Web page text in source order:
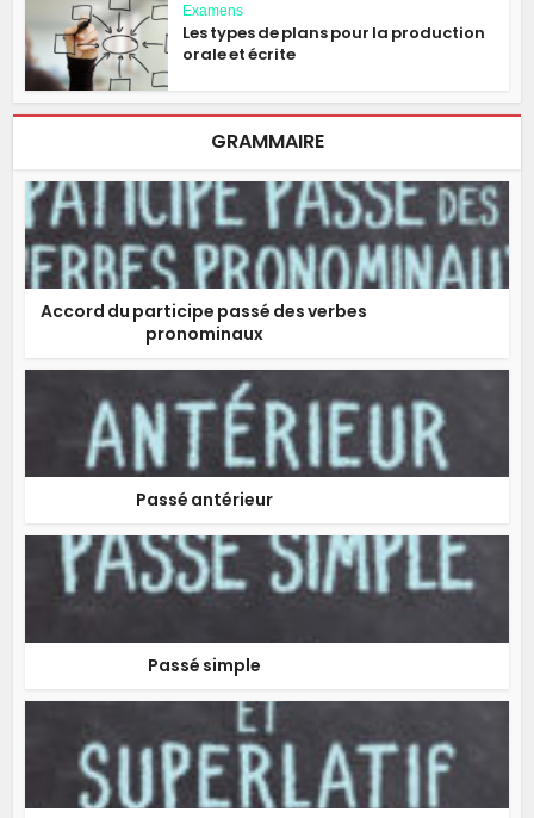
Examens
Les types de plans pour la production
orale et écrite
GRAMMAIRE
Accord du participe passé des verbes
pronominaux
Passé antérieur
Passé simple